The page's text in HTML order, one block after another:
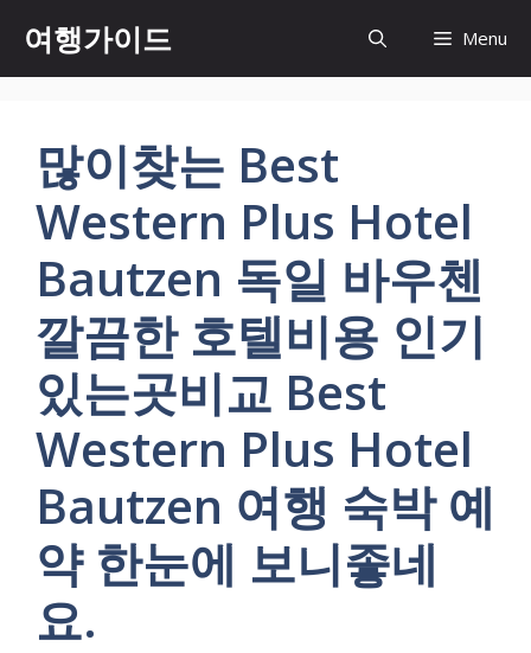
츠
여행가이드 Menu
많이찾는 Best
Western Plus Hotel
Bautzen 독일 바우첸
깔끔한 호텔비용 인기
있는곳비교 Best
Western Plus Hotel
Bautzen 여행 숙박 예
약 한눈에 보니좋네
요.